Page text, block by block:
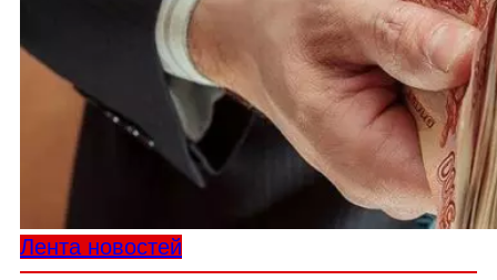
Лента новостей